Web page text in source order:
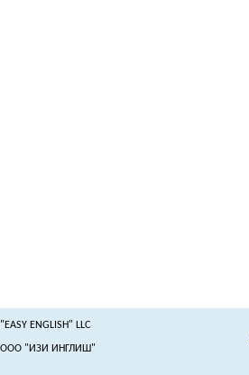
"EASY ENGLISH" LLC
ООО "ИЗИ ИНГЛИШ"